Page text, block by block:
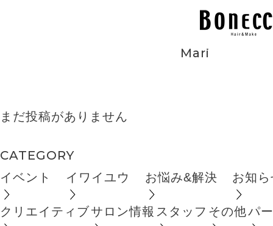
BLOG
Mari
まだ投稿がありません
CATEGORY
イベント イワイユウ お悩み&解決 お知
クリエイティブサロン情報 スタッフ その他パ